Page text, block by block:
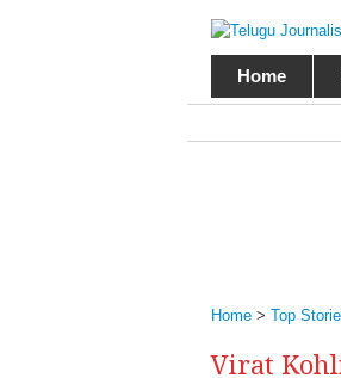
Home
Home > Top
Virat